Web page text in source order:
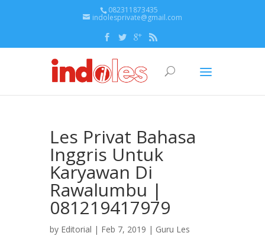
082311873435
indolesprivate@gmail.com
Les Privat Bahasa
Inggris Untuk
Karyawan Di
Rawalumbu |
081219417979
by Editorial | Feb 7, 2019 | Guru Les